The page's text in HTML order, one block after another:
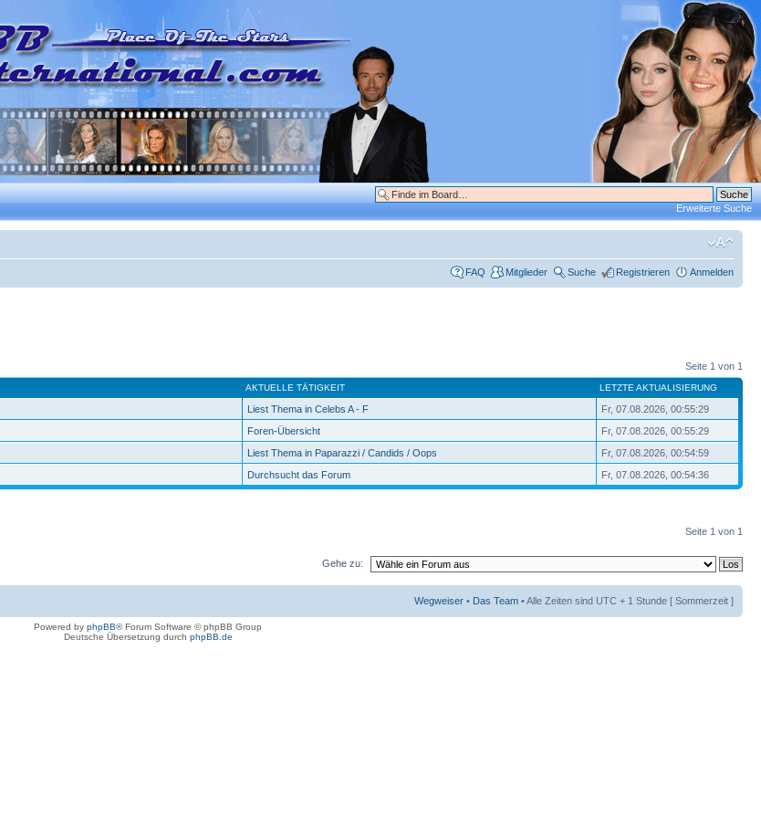
Erweiterte Suche
FAQ Mitglieder Suche Registrieren Anmelden
Seite 1 von 1
AKTUELLE TÄTIGKEIT LETZTE AKTUALISIERUNG
Liest Thema in Celebs A - F
Fr, 07.08.2026, 00:55:29
Foren-Übersicht
Fr, 07.08.2026, 00:55:29
Liest Thema in Paparazzi / Candids / Oops
Fr, 07.08.2026, 00:54:59
Durchsucht das Forum Fr, 07.08.2026, 00:54:36
Seite 1 von 1
Gehe zu:
Wegweiser • Das Team • Alle Zeiten sind UTC + 1 Stunde [ Sommerzeit ]
Powered by phpBB® Forum Software © phpBB Group
Deutsche Übersetzung durch phpBB.de